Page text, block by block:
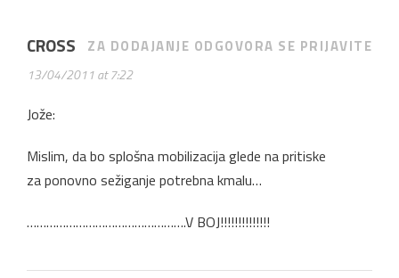
CROSS
13/04/2011 at 7:22
ZA DODAJANJE ODGOVORA SE PRIJAVITE
Jože:
Mislim, da bo splošna mobilizacija glede na pritiske
za ponovno sežiganje potrebna kmalu…
………………………………………….V BOJ!!!!!!!!!!!!!!